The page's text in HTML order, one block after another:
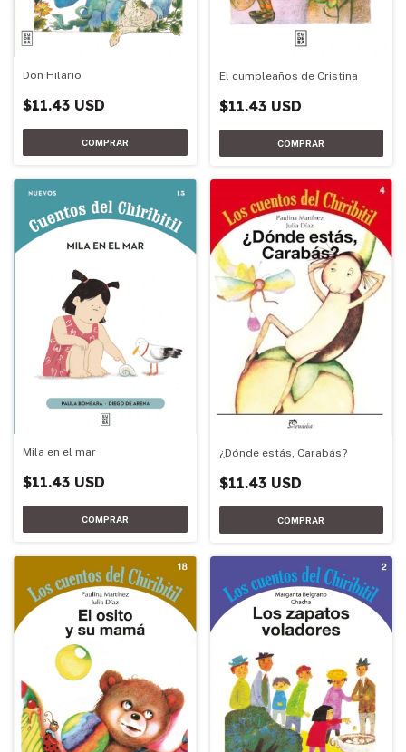
Don Hilario
$11.43 USD
El cumpleaños de Cristina
$11.43 USD
Mila en el mar
$11.43 USD
¿Dónde estás, Carabás?
$11.43 USD